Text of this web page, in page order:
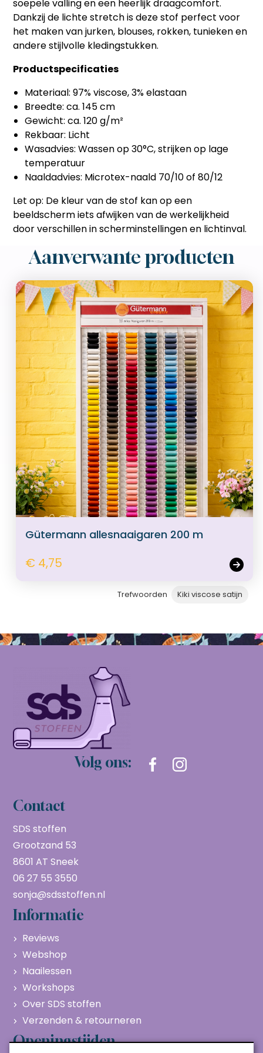
soepele valling en een heerlijk draagcomfort.
Dankzij de lichte stretch is deze stof perfect voor
het maken van jurken, blouses, rokken, tunieken en
andere stijlvolle kledingstukken.
Productspecificaties
Materiaal: 97% viscose, 3% elastaan
Breedte: ca. 145 cm
Gewicht: ca. 120 g/m²
Rekbaar: Licht
Wasadvies: Wassen op 30°C, strijken op lage
temperatuur
Naaldadvies: Microtex-naald 70/10 of 80/12
Let op: De kleur van de stof kan op een
beeldscherm iets afwijken van de werkelijkheid
door verschillen in scherminstellingen en lichtinval.
Aanverwante producten
Gütermann allesnaaigaren 200 m
€ 4,75
Trefwoorden Kiki viscose satijn
Volg ons:
Contact
SDS stoffen
Grootzand 53
8601 AT Sneek
06 27 55 3550
sonja@sdsstoffen.nl
Informatie
Reviews
Webshop
Naailessen
Workshops
Over SDS stoffen
Verzenden & retourneren
Openingstijden